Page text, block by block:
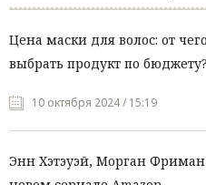
Цена маски для волос: от
выбрать продукт по бюджету?
10 октября 2024 / 15:19
Энн Хэтэуэй, Морган